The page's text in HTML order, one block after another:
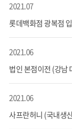
2021.07
롯데백화점 광복점
2021.06
법인 본점이전 (강남
2021.06
사프란허니 (국내생